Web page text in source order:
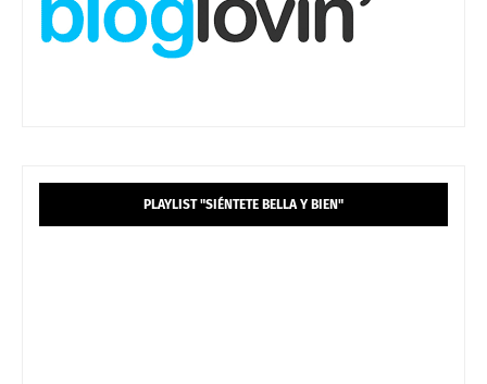
PLAYLIST "SIÉNTETE BELLA Y BIEN"